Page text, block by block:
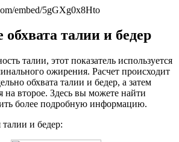
embed/5gGXg0x8Hto
талии и бедер
талии, этот показатель используется
ожирения. Расчет происходит
обхвата талии и бедер, а затем
на второе. Здесь вы можете найти
более подробную информацию.
и бедер: